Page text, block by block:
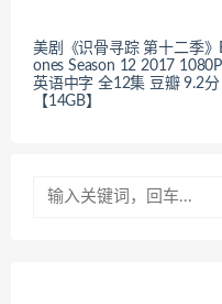
美剧《识骨寻踪 第十二季》
ones Season 12 2017 1080P
英语中字 全12集 豆瓣 9.2分
【14GB】